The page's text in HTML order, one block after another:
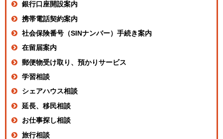
銀行口座開設案内
携帯電話契約案内
社会保険番号（SINナンバー）手続き案内
在留届案内
郵便物受け取り、預かりサービス
学習相談
シェアハウス相談
延長、移民相談
お仕事探し相談
旅行相談